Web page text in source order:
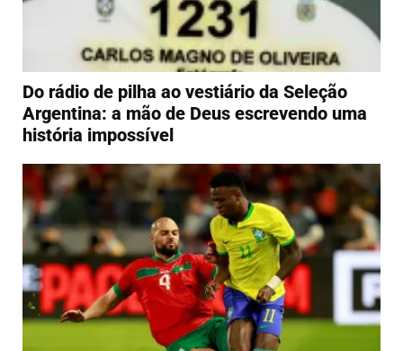
Do rádio de pilha ao vestiário da Seleção
Argentina: a mão de Deus escrevendo uma
história impossível